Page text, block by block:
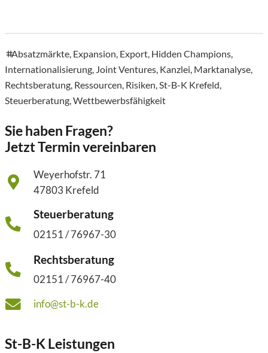
tags
Absatzmärkte, Expansion, Export, Hidden Champions,
Internationalisierung, Joint Ventures, Kanzlei, Marktanalyse,
Rechtsberatung, Ressourcen, Risiken,St-B-K Krefeld,
Steuerberatung,Wettbewerbsfähigkeit
Sie haben Fragen?
Jetzt Termin vereinbaren
Weyerhofstr. 71
47803 Krefeld
Steuerberatung
02151 / 76967-30
Rechtsberatung
02151 / 76967-40
info@st-b-k.de
St-B-K Leistungen